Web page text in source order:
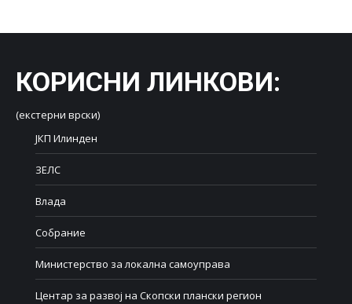
КОРИСНИ ЛИНКОВИ:
(екстерни врски)
ЈКП Илинден
ЗЕЛС
Влада
Собрание
Министерство за локална самоуправа
Центар за развој на Скопски плански регион